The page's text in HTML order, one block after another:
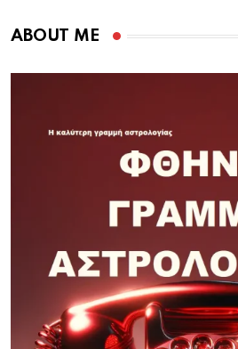
ABOUT ME